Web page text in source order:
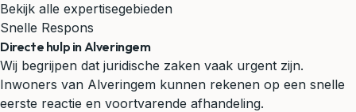
Bekijk alle expertisegebieden
Snelle Respons
Directe hulp in Alveringem
Wij begrijpen dat juridische zaken vaak urgent zijn.
Inwoners van Alveringem kunnen rekenen op een snelle
eerste reactie en voortvarende afhandeling.